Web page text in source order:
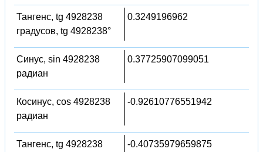
Тангенс, tg 4928238
градусов, tg 4928238°
0.3249196962
Синус, sin 4928238
радиан
0.37725907099051
Косинус, cos 4928238
радиан
-0.92610776551942
Тангенс, tg 4928238
-0.40735979659875